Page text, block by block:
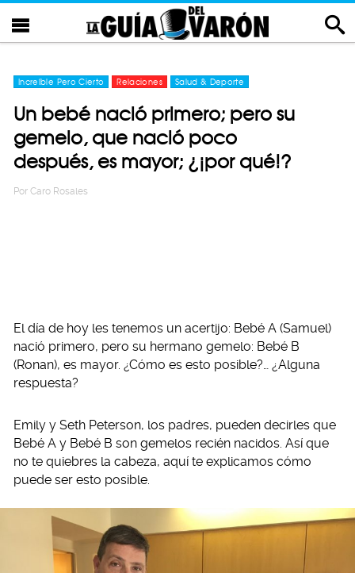
Increíble Pero Cierto Relaciones Salud & Deporte
Un bebé nació primero; pero su
gemelo, que nació poco
después, es mayor; ¿¡por qué!?
Por Caro Rosales
El día de hoy les tenemos un acertijo: Bebé A (Samuel)
nació primero, pero su hermano gemelo: Bebé B
(Ronan), es mayor. ¿Cómo es esto posible?… ¿Alguna
respuesta?
Emily y Seth Peterson, los padres, pueden decirles que
Bebé A y Bebé B son gemelos recién nacidos. Así que
no te quiebres la cabeza, aquí te explicamos cómo
puede ser esto posible.